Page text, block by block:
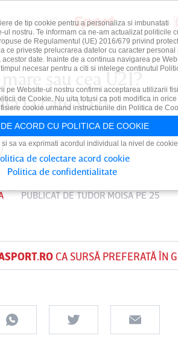
sau cea U21?
la care va fi
Louis Munteanu |
PUBLICAT DETUDOR MOISAPE 25
CA SURSĂ PREFERATĂ ÎN
de tip cookie pentru a personaliza si imbunatati
ul nostru. Te informam ca ne-am actualizat politicile
de Regulamentul (UE) 2016/679 privind
ce priveste prelucrarea datelor cu caracter personal
date. Inainte de a continua navigarea pe
necesar pentru a citi si intelege continutul
pe Website-ul nostru confirmi acceptarea utilizarii
de Cookie. Nu uita totusi ca poti modifica in orice
cookie urmand instructiunile din Politica de
ACORD CU POLITICA DE COOKIE
si sa va exprimati acordul individual la nivel de
de colectare acord cookie
Politica de confidentialitate